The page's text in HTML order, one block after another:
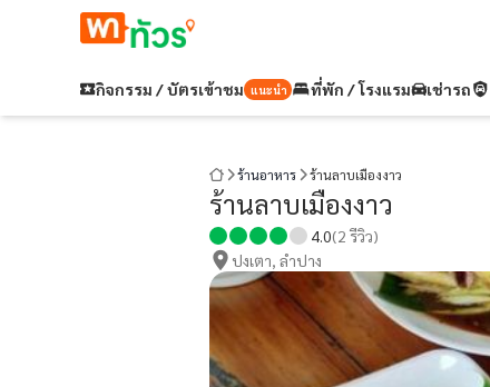
กิจกรรม / บัตรเข้าชม แนะนำ ที่พัก / โรงแรม เช่ารถ
ร้านอาหาร ร้านลาบเมืองงาว
ร้านลาบเมืองงาว
4.0(2 รีวิว)
ปงเตา, ลำปาง